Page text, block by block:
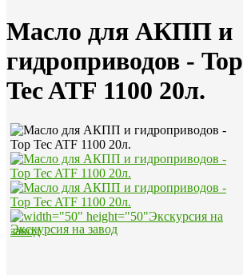
Масло для АКПП и
гидроприводов - Top
Tec ATF 1100 20л.
Экскурсия на завод